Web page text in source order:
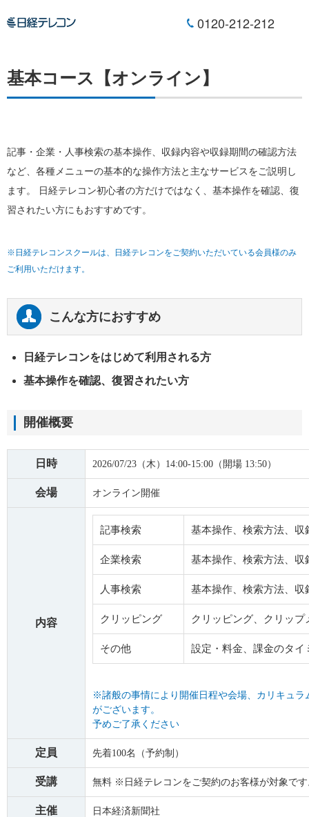
0120-212-212
基本コース【オンライン】
記事・企業・人事検索の基本操作、収録内容や収録期間の確認方法
など、各種メニューの基本的な操作方法と主なサービスをご説明し
ます。 日経テレコン初心者の方だけではなく、基本操作を確認、復
習されたい方にもおすすめです。
※日経テレコンスクールは、日経テレコンをご契約いただいている会員様のみ
ご利用いただけます。
こんな方におすすめ
日経テレコンをはじめて利用される方
基本操作を確認、復習されたい方
開催概要
日時 2026/07/23（木）14:00-15:00（開場 13:50）
会場 オンライン開催
内容
記事検索 基本操作、検索方法、収
企業検索 基本操作、検索方法、
人事検索 基本操作、検索方法、
クリッピング クリッピング、クリッ
その他 設定・料金、課金のタイ
※諸般の事情により開催日程や会場、カリキュ
がございます。
予めご了承ください
定員 先着100名（予約制）
受講 無料 ※日経テレコンをご契約のお客様が対象で
主催 日本経済新聞社